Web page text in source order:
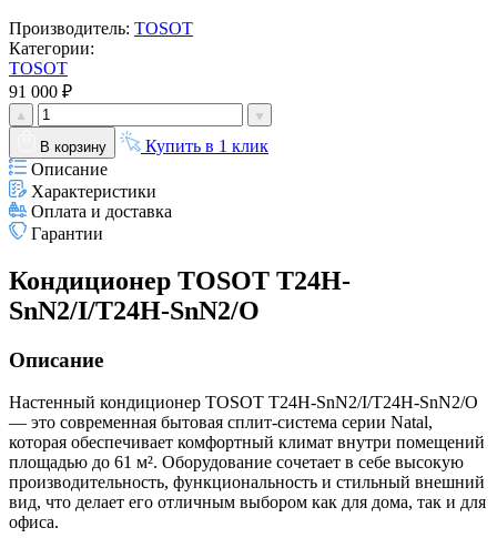
Производитель: TOSOT
Категории:
TOSOT
91 000 ₽
В корзину
Купить в 1 клик
Описание
Характеристики
Оплата и доставка
Гарантии
Кондиционер TOSOT T24H-
SnN2/I/T24H-SnN2/O
Описание
Настенный кондиционер TOSOT T24H-SnN2/I/T24H-SnN2/O
— это современная бытовая сплит-система серии Natal,
которая обеспечивает комфортный климат внутри помещений
площадью до 61 м². Оборудование сочетает в себе высокую
производительность, функциональность и стильный внешний
вид, что делает его отличным выбором как для дома, так и для
офиса.